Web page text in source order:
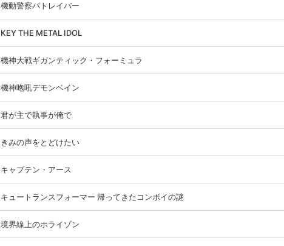
機動警察パトレイバー
KEY THE METAL IDOL
機神大戦ギガンティック・フォーミュラ
機神咆吼デモンベイン
君が主で執事が俺で
きみの声をとどけたい
キャプテン・アース
キュートランスフォーマー 帰ってきたコンボイの謎
境界線上のホライゾン